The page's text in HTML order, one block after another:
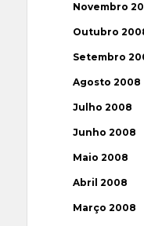
Novembro
Outubro
Setembro
Agosto 2008
Julho 2008
Junho 2008
Maio 2008
Abril 2008
Março 2008